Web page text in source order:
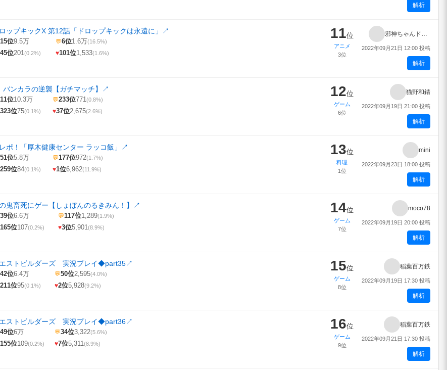
解析
ップキックX 第12話「ドロップキックは永遠に」 ↗
15位9.5万 💬6位1.6万(16.5%)
45位201(0.2%) ♥101位1,533(1.6%)
11位
アニメ
3位
邪神ちゃんドロップキックX
2022年09月21日 12:00 投稿
解析
バンカラの逆襲【ガチマッチ】 ↗
11位10.3万 💬233位771(0.8%)
323位75(0.1%) ♥37位2,675(2.6%)
12位
ゲーム
6位
猫野和錆
2022年09月19日 21:00 投稿
解析
ポ！「厚木健康センター ラッコ飯」 ↗
51位5.8万 💬177位972(1.7%)
259位84(0.1%) ♥1位6,962(11.9%)
13位
料理
1位
mini
2022年09月23日 18:00 投稿
解析
鬼畜死にゲー【しょぼんのるきみん！】 ↗
39位6.6万 💬117位1,289(1.9%)
165位107(0.2%) ♥3位5,901(8.9%)
14位
ゲーム
7位
moco78
2022年09月19日 20:00 投稿
解析
ストビルダーズ 実況プレイ◆part35↗
42位6.4万 💬50位2,595(4.0%)
211位95(0.1%) ♥2位5,928(9.2%)
15位
ゲーム
8位
稲葉百万鉄
2022年09月19日 17:30 投稿
解析
ストビルダーズ 実況プレイ◆part36↗
49位6万 💬34位3,322(5.6%)
155位109(0.2%) ♥7位5,311(8.9%)
16位
ゲーム
9位
稲葉百万鉄
2022年09月21日 17:30 投稿
解析